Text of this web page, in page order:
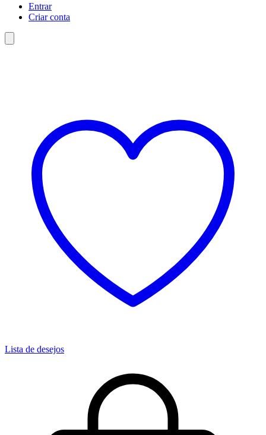
Entrar
Criar conta
Lista de desejos